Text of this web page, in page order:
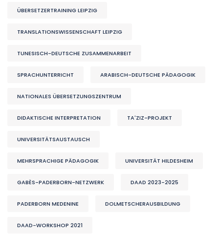
ÜBERSETZERTRAINING LEIPZIG
TRANSLATIONSWISSENSCHAFT LEIPZIG
TUNESISCH-DEUTSCHE ZUSAMMENARBEIT
SPRACHUNTERRICHT ARABISCH-DEUTSCHE PÄDAGOGIK
NATIONALES ÜBERSETZUNGSZENTRUM
DIDAKTISCHE INTERPRETATION TA'ZIZ-PROJEKT
UNIVERSITÄTSAUSTAUSCH
MEHRSPRACHIGE PÄDAGOGIK UNIVERSITÄT HILDESHEIM
GABÈS-PADERBORN-NETZWERK DAAD 2023-2025
PADERBORN MEDENINE DOLMETSCHERAUSBILDUNG
DAAD-WORKSHOP 2021